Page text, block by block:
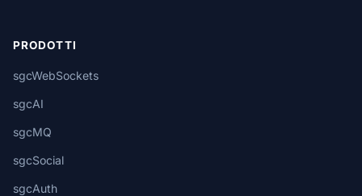
PRODOTTI
sgcWebSockets
sgcAI
sgcMQ
sgcSocial
sgcAuth